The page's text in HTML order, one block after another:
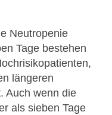
Neutropenie
Tage bestehen
längeren
Auch wenn die
als sieben Tage